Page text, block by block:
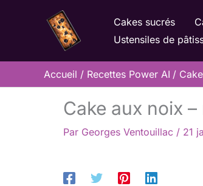
Cakes sucrés
Ustensiles de
Accueil Recettes Power AI
Cake aux noix
Par Georges Ventouillac / 21